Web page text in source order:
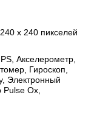
x 240 пикселей
Акселерометр
Гироскоп
, Электронный
Pulse Ox